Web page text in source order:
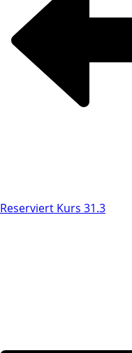
Reserviert Kurs 31.3